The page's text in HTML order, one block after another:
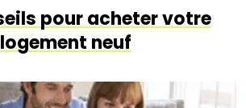
pour acheter votre
logement neuf